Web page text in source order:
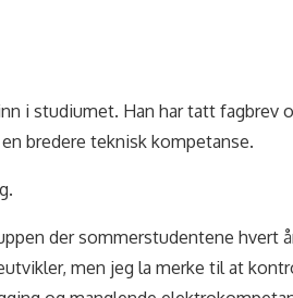
i studiumet. Han har tatt fagbrev
bredere teknisk kompetanse.
der sommerstudentene hvert
men jeg la merke til at